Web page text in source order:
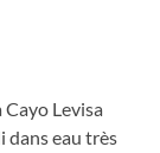
Levisa
dans eau très